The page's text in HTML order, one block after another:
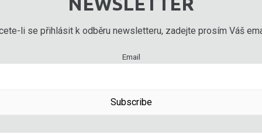
li se přihlásit k odběru newsletteru, zadejte prosím Váš
Email
Subscribe